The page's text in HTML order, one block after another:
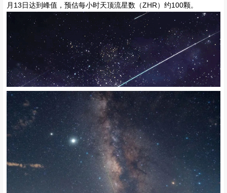
月13日达到峰值，预估每小时天顶流星数（ZHR）约100颗。